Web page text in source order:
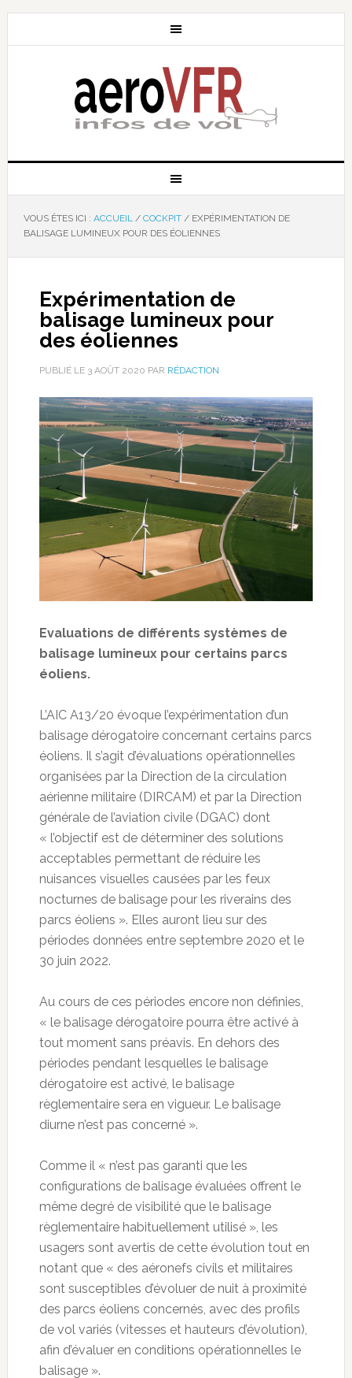
VOUS ÊTES ICI : ACCUEIL / COCKPIT /EXPÉRIMENTATION DE
BALISAGE LUMINEUX POUR DES ÉOLIENNES
Expérimentation de
balisage lumineux pour
des éoliennes
PUBLIÉ LE 3 AOÛT 2020 PAR RÉDACTION
Evaluations de différents systèmes de
balisage lumineux pour certains parcs
éoliens.
L’AIC A13/20 évoque l’expérimentation d’un
balisage dérogatoire concernant certains parcs
éoliens. Il s’agit d’évaluations opérationnelles
organisées par la Direction de la circulation
aérienne militaire (DIRCAM) et par la Direction
générale de l’aviation civile (DGAC) dont
« l’objectif est de déterminer des solutions
acceptables permettant de réduire les
nuisances visuelles causées par les feux
nocturnes de balisage pour les riverains des
parcs éoliens ». Elles auront lieu sur des
périodes données entre septembre 2020 et le
30 juin 2022.
Au cours de ces périodes encore non définies,
« le balisage dérogatoire pourra être activé à
tout moment sans préavis. En dehors des
périodes pendant lesquelles le balisage
dérogatoire est activé, le balisage
règlementaire sera en vigueur. Le balisage
diurne n’est pas concerné ».
Comme il « n’est pas garanti que les
configurations de balisage évaluées offrent le
même degré de visibilité que le balisage
règlementaire habituellement utilisé », les
usagers sont avertis de cette évolution tout en
notant que « des aéronefs civils et militaires
sont susceptibles d’évoluer de nuit à proximité
des parcs éoliens concernés, avec des profils
de vol variés (vitesses et hauteurs d’évolution),
afin d’évaluer en conditions opérationnelles le
balisage ».